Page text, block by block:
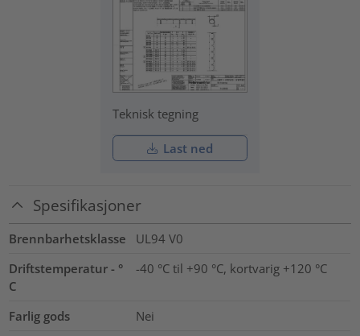
Teknisk tegning
Last ned
Spesifikasjoner
Brennbarhetsklasse
UL94 V0
Driftstemperatur - °
C
-40 °C til +90 °C, kortvarig +120 °C
Farlig gods
Nei